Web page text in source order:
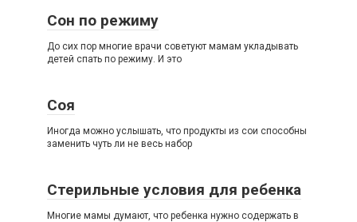
Сон по режиму
До сих пор многие врачи советуют мамам укладывать
детей спать по режиму. И это
Соя
Иногда можно услышать, что продукты из сои способны
заменить чуть ли не весь набор
Стерильные условия для ребенка
Многие мамы думают, что ребенка нужно содержать в